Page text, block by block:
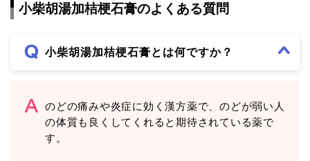
小柴胡湯加桔梗石膏のよくある質問
小柴胡湯加桔梗石膏とは何ですか？
のどの痛みや炎症に効く漢方薬で、のどが弱い人
の体質も良くしてくれると期待されている薬で
す。